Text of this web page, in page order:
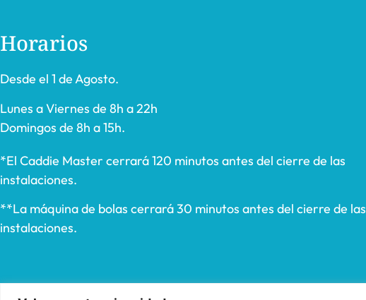
Horarios
Desde el 1 de Agosto.
Lunes a Viernes de 8h a 22h
Domingos de 8h a 15h.
*El Caddie Master cerrará 120 minutos antes del cierre de las
instalaciones.
**La máquina de bolas cerrará 30 minutos antes del cierre de las
instalaciones.